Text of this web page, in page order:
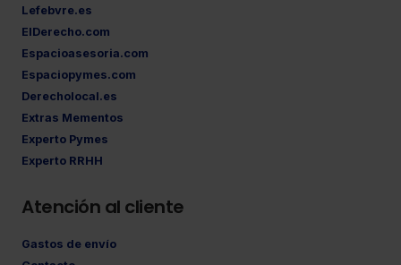
Lefebvre.es
ElDerecho.com
Espacioasesoria.com
Espaciopymes.com
Derecholocal.es
Extras Mementos
Experto Pymes
Experto RRHH
Atención al cliente
Gastos de envío